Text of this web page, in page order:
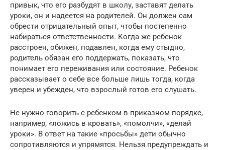
привык, что его разбудят в школу, заставят делать
уроки, он и надеется на родителей. Он должен сам
обрести отрицательный опыт, чтобы постепенно
набираться ответственности. Когда же ребенок
расстроен, обижен, подавлен, когда ему стыдно,
родитель обязан его поддержать, показать, что
понимает его переживания или состояние. Ребенок
рассказывает о себе все больше лишь тогда, когда
уверен и убежден, что взрослый готов его слушать.
Не нужно говорить с ребенком в приказном порядке,
например, «ложись в кровать», «помолчи», «делай
уроки». В ответ на такие «просьбы» дети обычно
сопротивляются и упрямятся. Нельзя предупреждать и